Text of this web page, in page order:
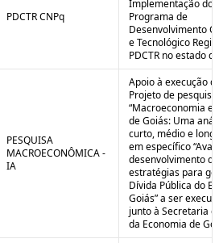
PDCTR CNPq
Implementação do
Programa de
Desenvolvimento
e Tecnológico
PDCTR no estado
PESQUISA
MACROECONÔMICA -
IA
Apoio à execução
Projeto de pesquisa
“Macroeconomia e
de Goiás: Uma
curto, médio e
em específico
desenvolvimento de
estratégias para
Dívida Pública do
Goiás” a ser
junto à Secretaria
da Economia de